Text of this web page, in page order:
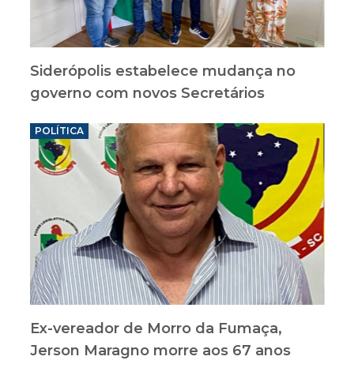
Siderópolis estabelece mudança no
governo com novos Secretários
POLÍTICA
Ex-vereador de Morro da Fumaça,
Jerson Maragno morre aos 67 anos